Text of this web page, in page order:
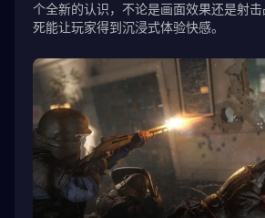
个全新的认识，不论是画面效果还是射
死能让玩家得到沉浸式体验快感。